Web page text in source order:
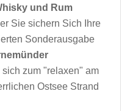
und Rum
Sie sichern Sich Ihre
Sonderausgabe
sich zum "relaxen" am
Ostsee Strand